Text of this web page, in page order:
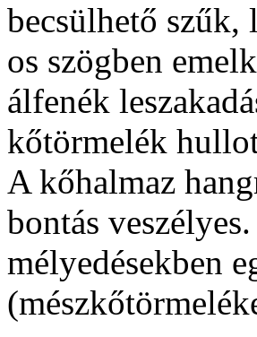
becsülhető szűk,
os szögben
álfenék
kőtörmelék
A kőhalmaz
bontás
mélyedésekben